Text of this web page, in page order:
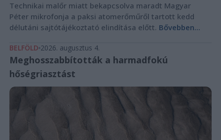
Technikai malőr miatt bekapcsolva maradt Magyar
Péter mikrofonja a paksi atomerőműről tartott kedd
délutáni sajtótájékoztató elindítása előtt. Bővebben...
BELFÖLD 2026. augusztus 4.
Meghosszabbították a harmadfokú
hőségriasztást